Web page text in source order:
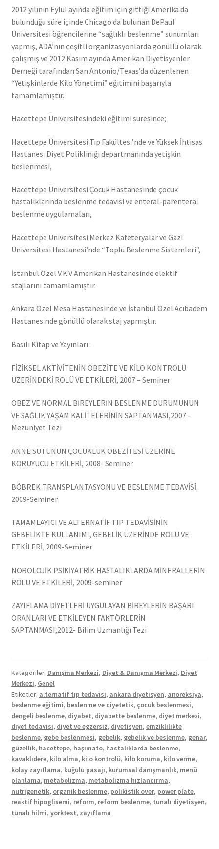
2012 yılının Eylül ayında eğitim için gittiği Amerika da
bulunduğu süre içinde Chicago da bulunan DePaul
Üniversitesi öğrencilerine “sağlıklı beslenme” sunumları
yapmış, ADA’nın çeşitli organizasyonlarda gönüllü olarak
çalışmış ve 2012 Kasım ayında Amerikan Diyetisyenler
Derneği tarafından San Antonio/Texas’da düzenlenen
“Yetişkinlerde Kilo Yönetimi” eğitimini başarıyla
tamamlamıştır.
Hacettepe Üniversitesindeki eğitimi süresince;
Hacettepe Üniversitesi Tıp Fakültesi’nde ve Yüksek İhtisas
Hastanesi Diyet Polikliniği departmanında yetişkin
beslenmesi,
Hacettepe Üniversitesi Çocuk Hastanesinde çocuk
hastalıklarında beslenme tedavisi ve enteral-parenteral
beslenme uygulamaları,
Hacettepe Üniversitesi Merkez Kafeteryalar ve Gazi
Üniversitesi Hastanesi’nde “Toplu Beslenme Sistemleri”,
İstanbul Özel V.K.V Amerikan Hastanesinde elektif
stajlarını tamamlamıştır.
Ankara Özel Mesa Hastanesinde ve İstanbul Özel Acıbadem
Hastanesinde gönüllü olarak staj yapmıştır.
Basılı Kitap ve Yayınları :
FİZİKSEL AKTİVİTENİN OBEZİTE VE KİLO KONTROLÜ
ÜZERİNDEKİ ROLÜ VE ETKİLERİ, 2007 – Seminer
OBEZ VE NORMAL BİREYLERİN BESLENME DURUMUNUN
VE SAĞLIK YAŞAM KALİTELERİNİN SAPTANMASI,2007 –
Mezuniyet Tezi
ANNE SÜTÜNÜN ÇOCUKLUK OBEZİTESİ ÜZERİNE
KORUYUCU ETKİLERİ, 2008- Seminer
BÖBREK TRANSPLANTASYONU VE BESLENME TEDAVİSİ,
2009-Seminer
TAMAMLAYICI VE ALTERNATİF TIP TEDAVİSİNİN
GEBELİKTE KULLANIMI, GEBELİK ÜZERİNDE ROLÜ VE
ETKİLERİ, 2009-Seminer
NÖROLOJİK PSİKİYATRİK HASTALIKLARDA MİNERALLERİN
ROLÜ VE ETKİLERİ, 2009-seminer
ZAYIFLAMA DİYETLERİ UYGULAYAN BİREYLERİN BAŞARI
ORANLARI VE ETKİLEYEN FAKTÖRLERİN
SAPTANMASI,2012- Bilim Uzmanlığı Tezi
Kategoriler: Danışma Merkezi, Diyet & Danışma Merkezi, Diyet
Merkezi, Genel
Etiketler: alternatif tıp tedavisi, ankara diyetisyen, anoreksiya,
beslenme eğitimi, beslenme ve diyetetik, çocuk beslenmesi,
dengeli beslenme, diyabet, diyabette beslenme, diyet merkezi,
diyet tedavisi, diyet ve egzersiz, diyetisyen, emziklilikte
beslenme, gebe beslenmesi, gebelik, gebelik ve beslenme, genar,
güzellik, hacettepe, haşimato, hastalıklarda beslenme,
kavaklıdere, kilo alma, kilo kontrolü, kilo koruma, kilo verme,
kolay zayıflama, kuğulu pasajı, kurumsal danışmanlık, menü
planlama, metabolizma, metabolizma hızlandırma,
nutrigenetik, organik beslenme, polikistik over, power plate,
reaktif hipoglisemi, reform, reform beslenme, tunalı diyetisyen,
tunalı hilmi, yorktest, zayıflama